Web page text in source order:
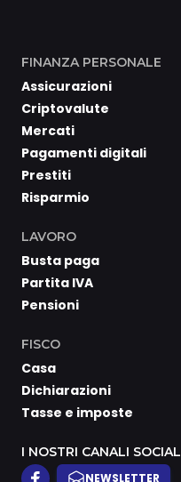
FINANZA PERSONALE
Assicurazioni
Criptovalute
Mercati
Pagamenti digitali
Prestiti
Risparmio
LAVORO
Busta paga
Partita IVA
Pensioni
FISCO
Casa
Dichiarazioni
Tasse e imposte
I NOSTRI CANALI SOCIAL
NEWSLETTER